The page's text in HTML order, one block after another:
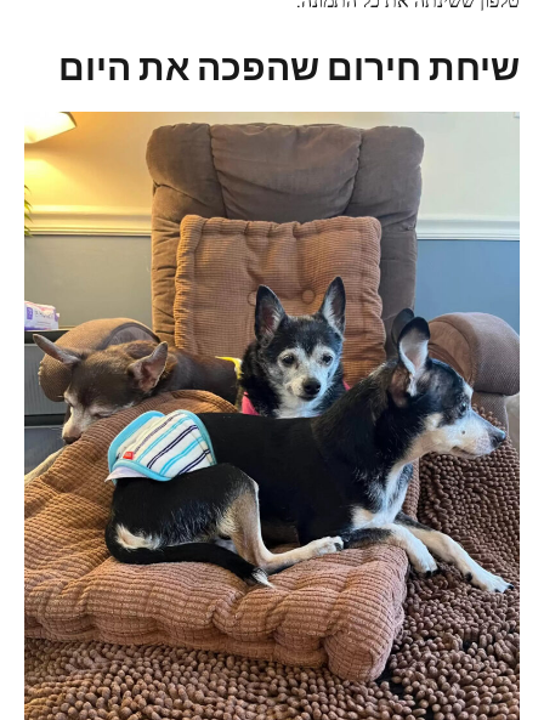
שיחת חירום שהפכה את היום